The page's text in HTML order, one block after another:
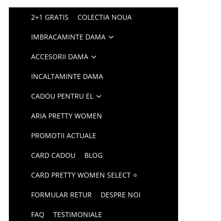
2+1 GRATIS COLECTIA NOUA
IMBRACAMINTE DAMA
ACCESORII DAMA
INCALTAMINTE DAMA
CADOU PENTRU EL
ARIA PRETTY WOMEN
PROMOTII ACTUALE
CARD CADOU BLOG
CARD PRETTY WOMEN SELECT ⭐
FORMULAR RETUR DESPRE NOI
FAQ TESTIMONIALE